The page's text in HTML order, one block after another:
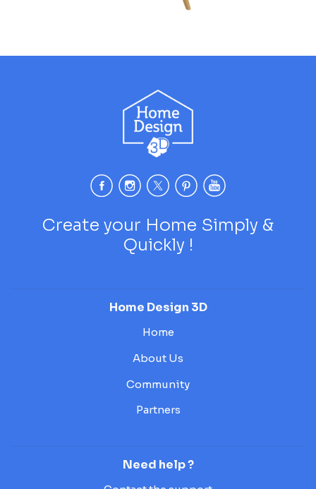
Create your Home Simply &
Quickly !
Home Design 3D
Home
About Us
Community
Partners
Need help ?